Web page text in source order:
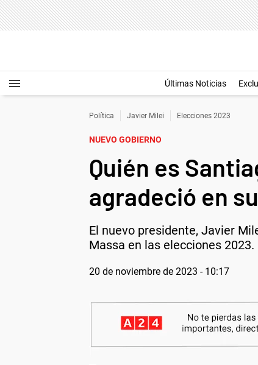
Últimas Noticias
Política Javier Milei Elecciones 2023
NUEVO GOBIERNO
Quién es
agradeció en
El nuevo presidente, Javier
Massa en las elecciones 2023.
20 de noviembre de 2023 - 10:17